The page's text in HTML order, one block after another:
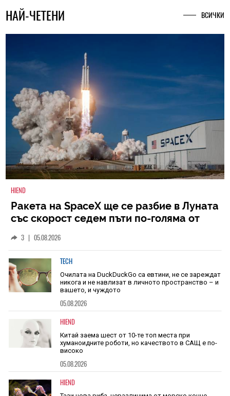
НАЙ-ЧЕТЕНИ ВСИЧКИ
HIEND
Ракета на SpaceX ще се разбие в Луната
със скорост седем пъти по-голяма от
3 | 05.08.2026
TECH
Очилата на DuckDuckGo са евтини, не се зареждат
никога и не навлизат в личното пространство – и
вашето, и чуждото
05.08.2026
HIEND
Китай заема шест от 10-те топ места при
хуманоидните роботи, но качеството в САЩ е по-
високо
05.08.2026
HIEND